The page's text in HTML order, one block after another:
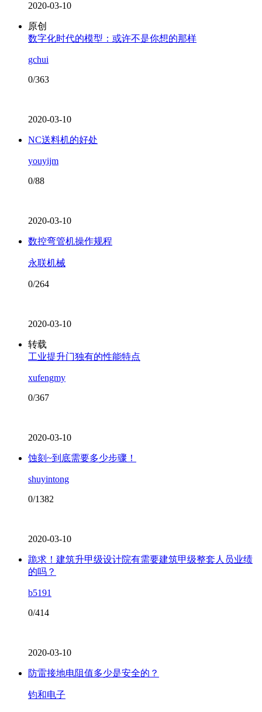
2020-03-10
原创
数字化时代的模型：或许不是你想的那样
gchui
0/363
2020-03-10
NC送料机的好处
youyijm
0/88
2020-03-10
数控弯管机操作规程
永联机械
0/264
2020-03-10
转载
工业提升门独有的性能特点
xufengmy
0/367
2020-03-10
蚀刻~到底需要多少步骤！
shuyintong
0/1382
2020-03-10
跪求！建筑升甲级设计院有需要建筑甲级整套人员业绩
的吗？
b5191
0/414
2020-03-10
防雷接地电阻值多少是安全的？
钧和电子